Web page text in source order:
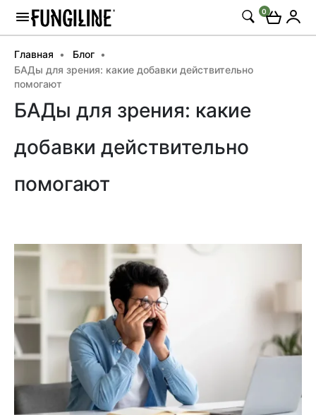
0
Главная
Блог
БАДы для зрения: какие добавки действительно
помогают
БАДы для зрения: какие
добавки действительно
помогают